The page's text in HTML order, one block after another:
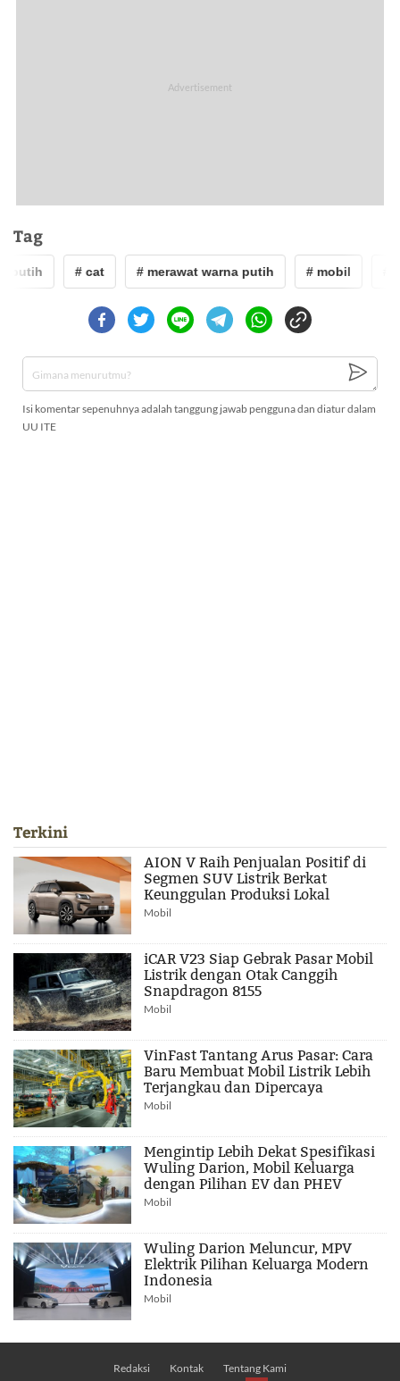
Tag
putih # cat # merawat warna putih # mobil
Isi komentar sepenuhnya adalah tanggung jawab pengguna dan diatur dalam
UU ITE
Terkini
AION V Raih Penjualan Positif di
Segmen SUV Listrik Berkat
Keunggulan Produksi Lokal
Mobil
iCAR V23 Siap Gebrak Pasar Mobil
Listrik dengan Otak Canggih
Snapdragon 8155
Mobil
VinFast Tantang Arus Pasar: Cara
Baru Membuat Mobil Listrik Lebih
Terjangkau dan Dipercaya
Mobil
Mengintip Lebih Dekat Spesifikasi
Wuling Darion, Mobil Keluarga
dengan Pilihan EV dan PHEV
Mobil
Wuling Darion Meluncur, MPV
Elektrik Pilihan Keluarga Modern
Indonesia
Mobil
Redaksi Kontak Tentang Kami